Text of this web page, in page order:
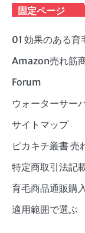
ゴ
リ
ー
固定ページ
01 効果のある
Amazon売れ筋
Forum
ウォーターサー
サイトマップ
ピカキチ叢書 売
特定商取引法記
育毛商品通販購
適用範囲で選ぶ